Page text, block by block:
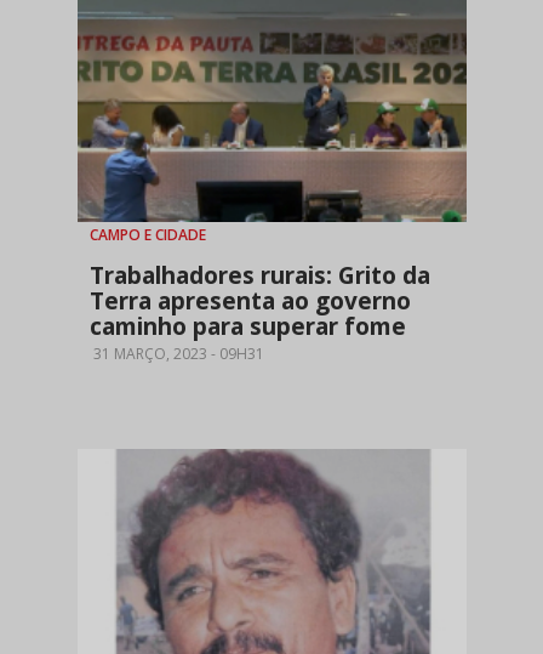
CAMPO E CIDADE
Trabalhadores rurais: Grito da
Terra apresenta ao governo
caminho para superar fome
31 MARÇO, 2023 - 09H31